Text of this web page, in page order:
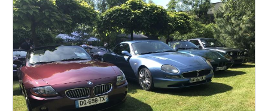
Réassort
Seconde
main
Galerie